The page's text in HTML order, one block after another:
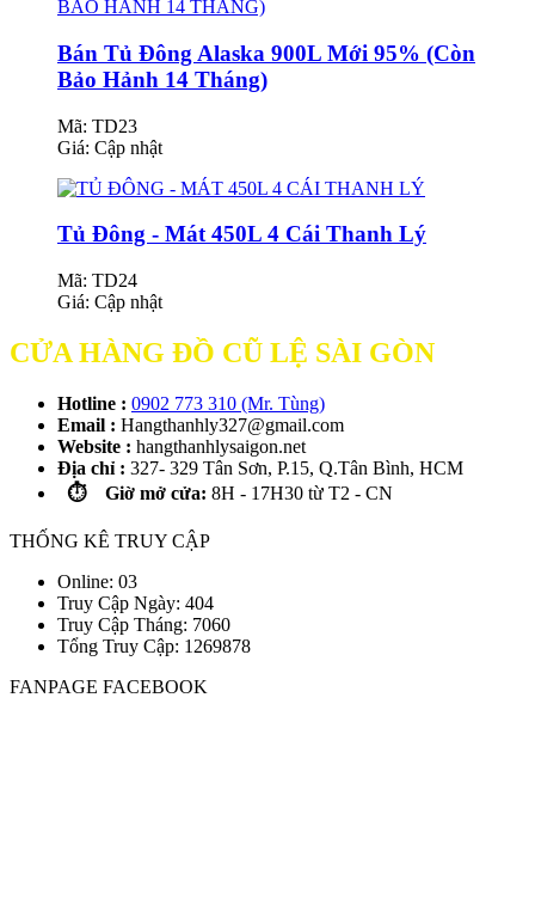
Bán Tủ Đông Alaska 900L Mới 95% (Còn
Bảo Hảnh 14 Tháng)
Mã: TD23
Giá: Cập nhật
Tủ Đông - Mát 450L 4 Cái Thanh Lý
Mã: TD24
Giá: Cập nhật
CỬA HÀNG ĐỒ CŨ LỆ SÀI GÒN
Hotline : 0902 773 310 (Mr. Tùng)
Email : Hangthanhly327@gmail.com
Website : hangthanhlysaigon.net
Địa chỉ : 327- 329 Tân Sơn, P.15, Q.Tân Bình, HCM
⏱️ Giờ mở cửa: 8H - 17H30 từ T2 - CN
THỐNG KÊ TRUY CẬP
Online: 03
Truy Cập Ngày: 404
Truy Cập Tháng: 7060
Tổng Truy Cập: 1 269878
FANPAGE FACEBOOK